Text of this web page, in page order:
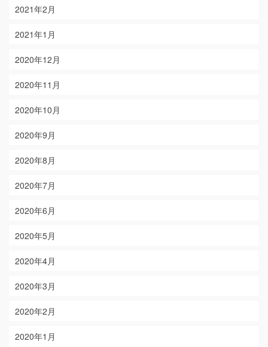
2021年2月
2021年1月
2020年12月
2020年11月
2020年10月
2020年9月
2020年8月
2020年7月
2020年6月
2020年5月
2020年4月
2020年3月
2020年2月
2020年1月